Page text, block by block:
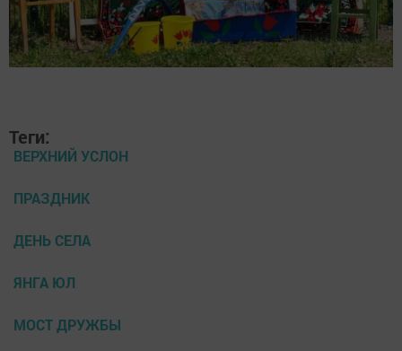
Теги:
ВЕРХНИЙ УСЛОН
ПРАЗДНИК
ДЕНЬ СЕЛА
ЯНГА ЮЛ
МОСТ ДРУЖБЫ